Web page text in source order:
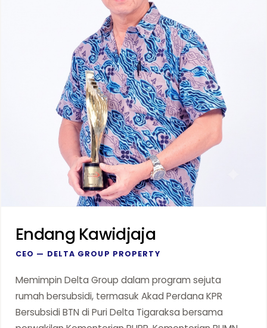
Endang Kawidjaja
CEO — DELTA GROUP PROPERTY
Memimpin Delta Group dalam program sejuta
rumah bersubsidi, termasuk Akad Perdana KPR
Bersubsidi BTN di Puri Delta Tigaraksa bersama